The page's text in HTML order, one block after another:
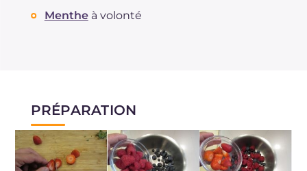
Menthe à volonté
PRÉPARATION